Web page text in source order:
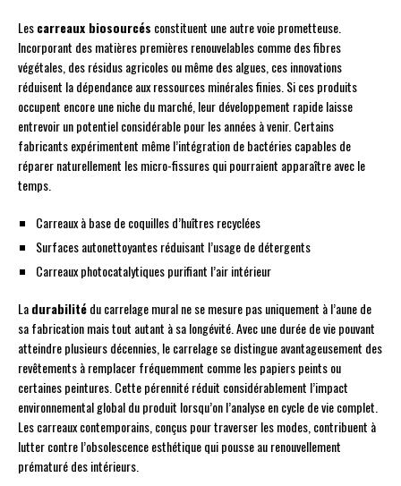
Lescarreaux biosourcés constituent une autre voie prometteuse.
Incorporant des matières premières renouvelables comme des fibres
végétales, des résidus agricoles ou même des algues, ces innovations
réduisent la dépendance aux ressources minérales finies. Si ces produits
occupent encore une niche du marché, leur développement rapide laisse
entrevoir un potentiel considérable pour les années à venir. Certains
fabricants expérimentent même l’intégration de bactéries capables de
réparer naturellement les micro-fissures qui pourraient apparaître avec le
temps.
Carreaux à base de coquilles d’huîtres recyclées
Surfaces autonettoyantes réduisant l’usage de détergents
Carreaux photocatalytiques purifiant l’air intérieur
Ladurabilitédu carrelage mural ne se mesure pas uniquement à l’aune de
sa fabrication mais tout autant à sa longévité. Avec une durée de vie pouvant
atteindre plusieurs décennies, le carrelage se distingue avantageusement des
revêtements à remplacer fréquemment comme les papiers peints ou
certaines peintures. Cette pérennité réduit considérablement l’impact
environnemental global du produit lorsqu’on l’analyse en cycle de vie complet.
Les carreaux contemporains, conçus pour traverser les modes, contribuent à
lutter contre l’obsolescence esthétique qui pousse au renouvellement
prématuré des intérieurs.